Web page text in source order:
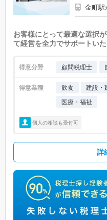
金町駅
お客様にとって最適な選択
て経営を全力でサポートいた
得意分野 顧問税理士
得意業種 飲食 建設・
医療・福祉
個人の相談も受付可
詳